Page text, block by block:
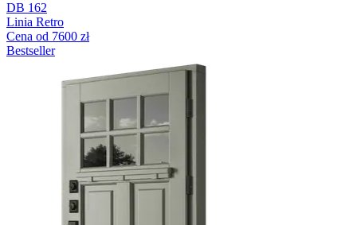
DB 162
Linia Retro
Cena od 7600 zł
Bestseller